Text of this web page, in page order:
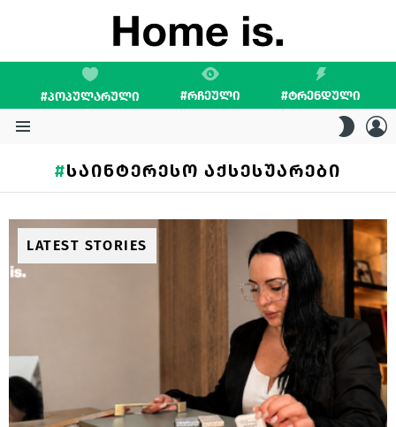
#ᲞᲝᲞᲣᲚᲐᲠᲣᲚᲘ #ᲠᲩᲔᲣᲚᲘ #ᲢᲠᲔᲜᲓᲣᲚᲘ
SKIN
ᲡᲐᲘᲜᲢᲔᲠᲔᲡᲝ ᲐᲥᲡᲔᲡᲣᲐᲠᲔᲑᲘ
LATEST STORIES